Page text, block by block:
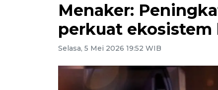
Menaker:
perkuat ekosistem
Selasa, 5 Mei 2026 19:52 WIB